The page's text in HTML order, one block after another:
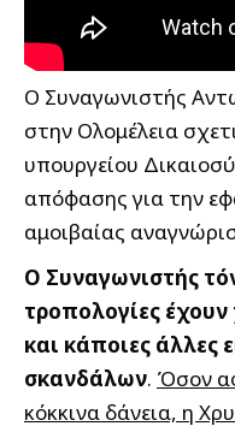
Ο Συναγωνιστής
στην Ολομέλεια
υπουργείου
απόφασης για την
αμοιβαίας
Ο Συναγωνιστής
τροπολογίες
και κάποιες άλλες
σκανδάλων. Όσον
κόκκινα δάνεια, η